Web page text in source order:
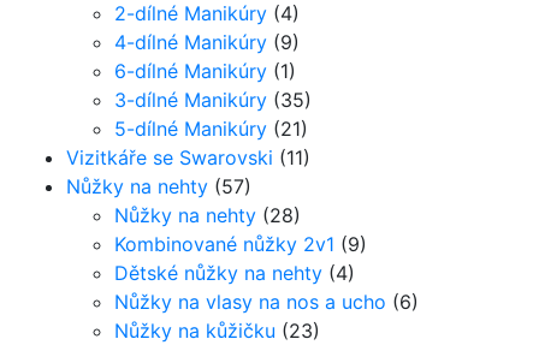
2-dílné Manikúry (4)
4-dílné Manikúry (9)
6-dílné Manikúry (1)
3-dílné Manikúry (35)
5-dílné Manikúry (21)
Vizitkáře se Swarovski (11)
Nůžky na nehty (57)
Nůžky na nehty (28)
Kombinované nůžky 2v1 (9)
Dětské nůžky na nehty (4)
Nůžky na vlasy na nos a ucho (6)
Nůžky na kůžičku (23)